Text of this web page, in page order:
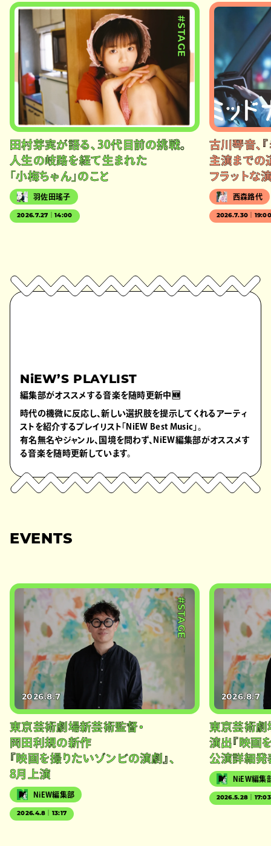
#STAGE
田村芽実が語る、30代目前の挑戦。
人生の岐路を経て生まれた
「小梅ちゃん」のこと
羽佐田瑤子
2026.7.27｜14:00
古川琴音、
主演までの
フラットな
西森路代
2026.7.30｜
NiEW’S PLAYLIST
編集部がオススメする音楽を随時更新中🆕
時代の機微に反応し、新しい選択肢を提示してくれるアーティ
ストを紹介するプレイリスト「NiEW Best Music」。
有名無名やジャンル、国境を問わず、NiEW編集部がオススメす
る音楽を随時更新しています。
EVENTS
#STAGE
2026.8.7
東京芸術劇場新芸術監督・
岡田利規の新作
『映画を撮りたいゾンビの演劇』、
8月上演
NiEW編集部
2026.4.8｜13:17
2026.8.7
東京芸術劇
演出『映画
公演詳細発
NiEW編集
2026.5.28｜17:03